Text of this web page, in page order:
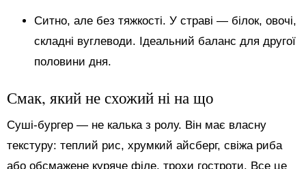
Ситно, але без тяжкості. У страві — білок, овочі,
складні вуглеводи. Ідеальний баланс для другої
половини дня.
Смак, який не схожий ні на що
Суші-бургер — не калька з ролу. Він має власну
текстуру: теплий рис, хрумкий айсберг, свіжа риба
або обсмажене куряче філе, трохи гостроти. Все це